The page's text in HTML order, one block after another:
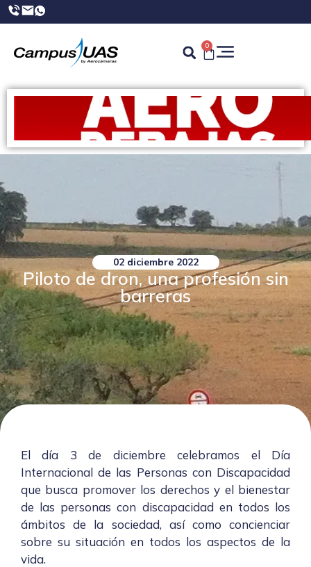
0
02 diciembre 2022
Piloto de dron, una profesión sin
barreras
El día 3 de diciembre celebramos el Día
Internacional de las Personas con Discapacidad
que busca promover los derechos y el bienestar
de las personas con discapacidad en todos los
ámbitos de la sociedad, así como concienciar
sobre su situación en todos los aspectos de la
vida.